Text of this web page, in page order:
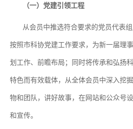
（一）党建引领工程
从会员中推选符合要求的党员代表
按照市科协党建工作要求，为新一届理
划工作、前瞻布局；同时将传承和弘扬
特色而有效载体，从全体会员中深入挖
物和团队，讲好故事，在网站和公众号
和宣传。